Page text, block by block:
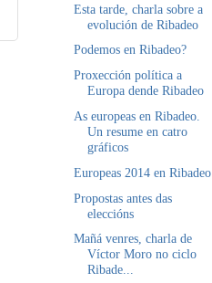
Esta tarde, charla sobre a
evolución de Ribadeo
Podemos en Ribadeo?
Proxección política a
Europa dende Ribadeo
As europeas en Ribadeo.
Un resume en catro
gráficos
Europeas 2014 en Ribadeo
Propostas antes das
eleccións
Mañá venres, charla de
Víctor Moro no ciclo
Ribade...